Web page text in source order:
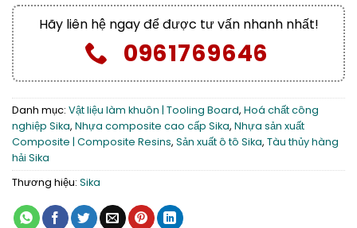
Hãy liên hệ ngay để được tư vấn nhanh nhất!
0961769646
Danh mục: Vật liệu làm khuôn | Tooling Board, Hoá chất công
nghiệp Sika, Nhựa composite cao cấp Sika, Nhựa sản xuất
Composite | Composite Resins, Sản xuất ô tô Sika, Tàu thủy hàng
hải Sika
Thương hiệu: Sika